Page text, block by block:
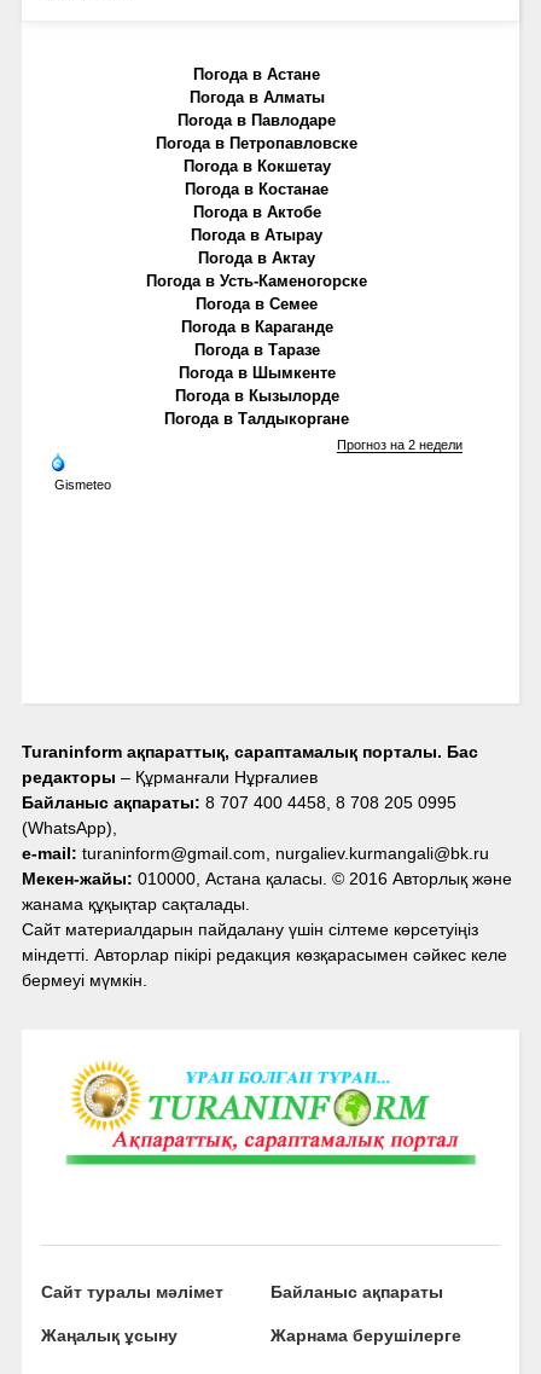
Погода в Астане
Погода в Алматы
Погода в Павлодаре
Погода в Петропавловске
Погода в Кокшетау
Погода в Костанае
Погода в Актобе
Погода в Атырау
Погода в Актау
Погода в Усть-Каменогорске
Погода в Семее
Погода в Караганде
Погода в Таразе
Погода в Шымкенте
Погода в Кызылорде
Погода в Талдыкоргане
Gismeteo
Прогноз на 2 недели
Turaninform ақпараттық, сараптамалық порталы. Бас
редакторы – Құрманғали Нұрғалиев
Байланыс ақпараты: 8 707 400 4458, 8 708 205 0995
(WhatsApp),
e-mail: turaninform@gmail.com, nurgaliev.kurmangali@bk.ru
Мекен-жайы: 010000, Астана қаласы. © 2016 Авторлық және
жанама құқықтар сақталады.
Сайт материалдарын пайдалану үшін сілтеме көрсетуіңіз
міндетті. Авторлар пікірі редакция көзқарасымен сәйкес келе
бермеуі мүмкін.
Сайт туралы мәлімет Байланыс ақпараты
Жаңалық ұсыну Жарнама берушілерге